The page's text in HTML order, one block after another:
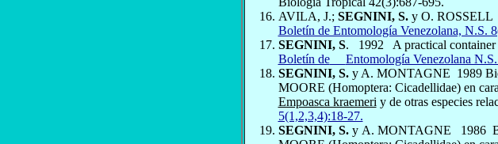
AVILA, J.; SEGNINI, S. y O. ROSSELL
Boletín de Entomología Venezolana, N.S.
SEGNINI, S. 1992
A practical
Boletín de
Entomología Venezolana
SEGNINI, S. y A. MONTAGNE 1989
MOORE (Homoptera: Cicade­llidae) en
Empoasca kraemeri y de otras especies
5(1,2,3,4):18-27.
SEGNINI, S. y A. MONTAGNE 1986